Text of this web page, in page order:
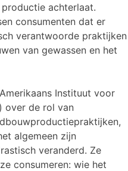
achterlaat.
consumenten dat er
verantwoorde praktijken
van gewassen en het
Instituut voor
) over de rol van
algemeen zijn
veranderd. Ze
consumeren: wie het